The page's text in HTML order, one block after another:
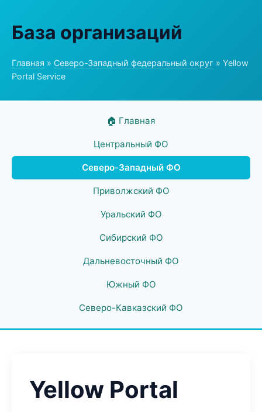
База организаций
Главная » Северо-Западный федеральный округ » Yellow
Portal Service
🏠 Главная
Центральный ФО
Северо-Западный ФО
Приволжский ФО
Уральский ФО
Сибирский ФО
Дальневосточный ФО
Южный ФО
Северо-Кавказский ФО
Yellow Portal